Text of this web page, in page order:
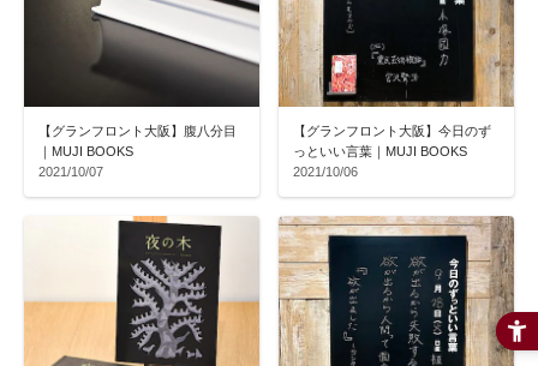
【グランフロント大阪】腹八分目
｜MUJI BOOKS
2021/10/07
【グランフロント大阪】今日のず
っといい言葉｜MUJI BOOKS
2021/10/06